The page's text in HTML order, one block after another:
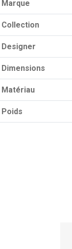
Marque
Collection
Designer
Dimensions
Matériau
Poids